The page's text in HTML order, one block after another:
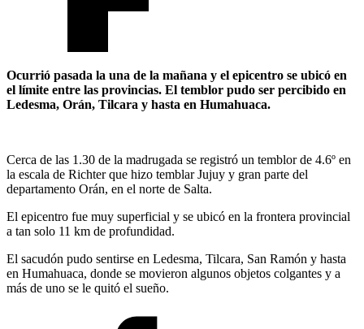
Ocurrió pasada la una de la mañana y el epicentro se ubicó en
el límite entre las provincias. El temblor pudo ser percibido en
Ledesma, Orán, Tilcara y hasta en Humahuaca.
Cerca de las 1.30 de la madrugada se registró un temblor de 4.6º en
la escala de Richter que hizo temblar Jujuy y gran parte del
departamento Orán, en el norte de Salta.
El epicentro fue muy superficial y se ubicó en la frontera provincial
a tan solo 11 km de profundidad.
El sacudón pudo sentirse en Ledesma, Tilcara, San Ramón y hasta
en Humahuaca, donde se movieron algunos objetos colgantes y a
más de uno se le quitó el sueño.